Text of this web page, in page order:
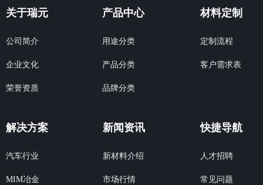
关于瑞元
公司简介
企业文化
荣誉资质
产品中心
用途分类
产品分类
品牌分类
材料定制
定制流程
客户需求表
解决方案
汽车行业
MIM冶金
新闻资讯
新材料介绍
市场行情
快捷导航
人才招聘
常见问题